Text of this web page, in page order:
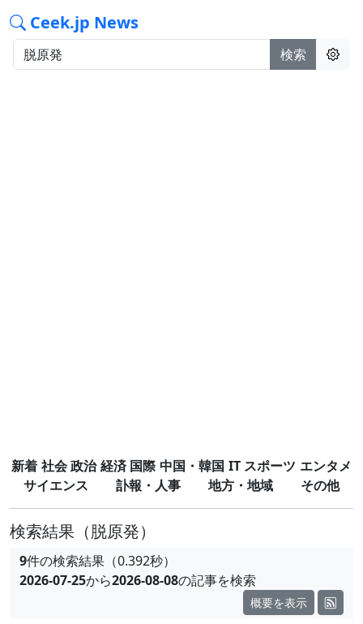
Ceek.jp News
検索
新着 社会 政治 経済 国際 中国・韓国 IT スポーツ エンタメ
サイエンス
訃報・人事 地方・地域 その他
検索結果 （脱原発）
9件の検索結果（0.392秒）
2026-07-25から2026-08-08の記事を検索
概要を表示